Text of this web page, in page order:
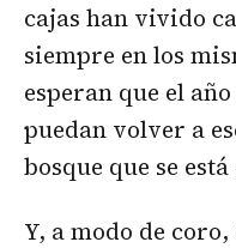
cajas han vivido
siempre en los
esperan que el
puedan volver a
bosque que se
Y, a modo de